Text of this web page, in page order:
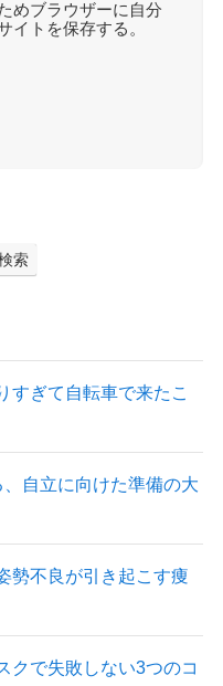
めブラウザーに自分
イトを保存する。
索
すぎて自転車で来たこ
自立に向けた準備の大
勢不良が引き起こす痩
クで失敗しない3つのコ